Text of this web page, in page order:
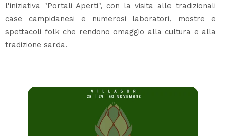
l'iniziativa "Portali Aperti", con la visita alle tradizionali
case campidanesi e numerosi laboratori, mostre e
spettacoli folk che rendono omaggio alla cultura e alla
tradizione sarda.